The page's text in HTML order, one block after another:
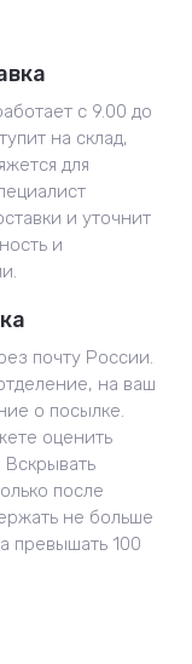
с 9.00 до
на склад,
для
и уточнит
и
почту России.
на ваш
о посылке.
оценить
Вскрывать
после
не больше
превышать 100